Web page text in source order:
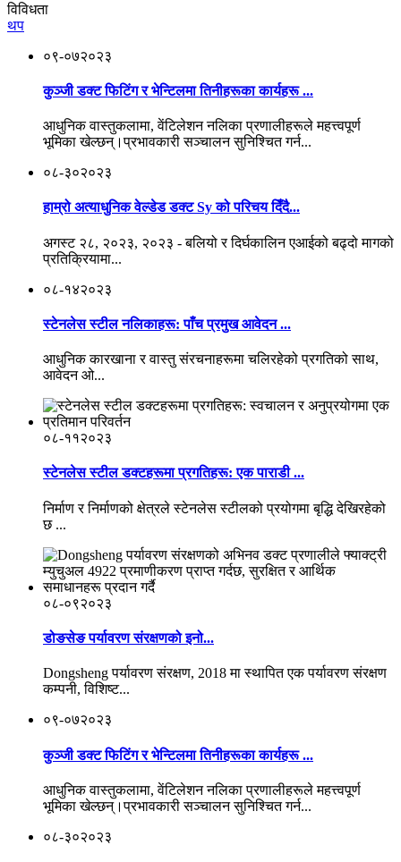
विविधता
थप
०९-०७२०२३
कुञ्जी डक्ट फिटिंग र भेन्टिलमा तिनीहरूका कार्यहरू ...
आधुनिक वास्तुकलामा, वेंटिलेशन नलिका प्रणालीहरूले महत्त्वपूर्ण
भूमिका खेल्छन्।प्रभावकारी सञ्चालन सुनिश्चित गर्न...
०८-३०२०२३
हाम्रो अत्याधुनिक वेल्डेड डक्ट Sy को परिचय दिँदै...
अगस्ट २८, २०२३, २०२३ - बलियो र दिर्घकालिन एआईको बढ्दो मागको
प्रतिक्रियामा...
०८-१४२०२३
स्टेनलेस स्टील नलिकाहरू: पाँच प्रमुख आवेदन ...
आधुनिक कारखाना र वास्तु संरचनाहरूमा चलिरहेको प्रगतिको साथ,
आवेदन ओ...
०८-११२०२३
स्टेनलेस स्टील डक्टहरूमा प्रगतिहरू: एक पाराडी ...
निर्माण र निर्माणको क्षेत्रले स्टेनलेस स्टीलको प्रयोगमा बृद्धि देखिरहेको
छ ...
०८-०९२०२३
डोङसेङ पर्यावरण संरक्षणको इनो...
Dongsheng पर्यावरण संरक्षण, 2018 मा स्थापित एक पर्यावरण संरक्षण
कम्पनी, विशिष्ट...
०९-०७२०२३
कुञ्जी डक्ट फिटिंग र भेन्टिलमा तिनीहरूका कार्यहरू ...
आधुनिक वास्तुकलामा, वेंटिलेशन नलिका प्रणालीहरूले महत्त्वपूर्ण
भूमिका खेल्छन्।प्रभावकारी सञ्चालन सुनिश्चित गर्न...
०८-३०२०२३